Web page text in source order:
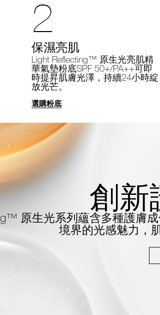
2
保濕亮肌
Light Reflecting™ 原生光亮肌精
華氣墊粉底SPF 50+/PA++可即
時提昇肌膚光澤，持續24小時綻
放光芒。
選購粉底
創新
原生光系列蘊含多種護膚成
境界的光感魅力，